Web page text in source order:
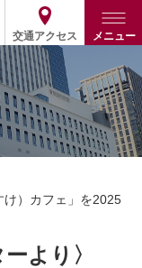
交通アクセス メニュー
中文
け）カフェ」を2025
より〉